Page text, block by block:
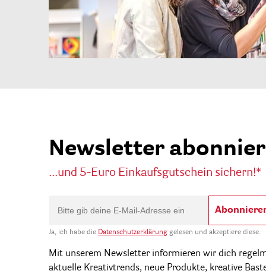
Newsletter
...und 5-Euro Einkaufsgutschein sichern!*
Ja, ich habe die Datenschutzerklärung gelesen und akzeptiere diese.
Mit unserem Newsletter informieren wir dich
aktuelle Kreativtrends, neue Produkte, kreative